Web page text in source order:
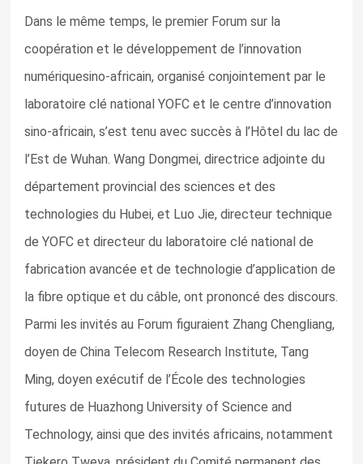
Dans le même temps, le premier Forum sur la
coopération et le développement de l’innovation
numériquesino-africain, organisé conjointement par le
laboratoire clé national YOFC et le centre d’innovation
sino-africain, s’est tenu avec succès à l’Hôtel du lac de
l’Est de Wuhan. Wang Dongmei, directrice adjointe du
département provincial des sciences et des
technologies du Hubei, et Luo Jie, directeur technique
de YOFC et directeur du laboratoire clé national de
fabrication avancée et de technologie d’application de
la fibre optique et du câble, ont prononcé des discours.
Parmi les invités au Forum figuraient Zhang Chengliang,
doyen de China Telecom Research Institute, Tang
Ming, doyen exécutif de l’École des technologies
futures de Huazhong University of Science and
Technology, ainsi que des invités africains, notamment